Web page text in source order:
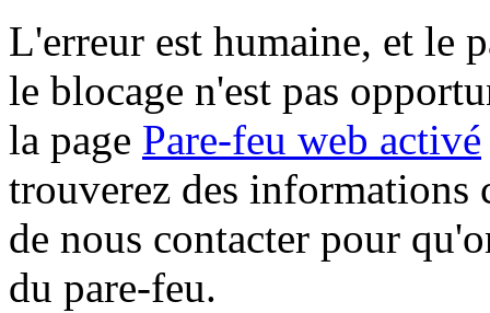
L'erreur est humaine, et le
le blocage n'est pas
la page Pare-feu web activé
trouverez des informations
de nous contacter pour
du pare-feu.